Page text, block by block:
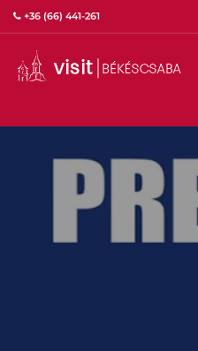
+36 (66) 441-261